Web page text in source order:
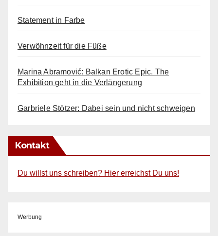
Statement in Farbe
Verwöhnzeit für die Füße
Marina Abramović: Balkan Erotic Epic. The
Exhibition geht in die Verlängerung
Garbriele Stötzer: Dabei sein und nicht schweigen
Kontakt
Du willst uns schreiben? Hier erreichst Du uns!
Werbung